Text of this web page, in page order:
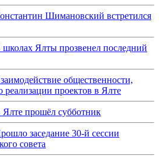
Шимановский встретился
Ялты прозвенел последний
общественности,
реализации проектов в Ялте
прошёл субботник
заседание 30-й сессии
совета